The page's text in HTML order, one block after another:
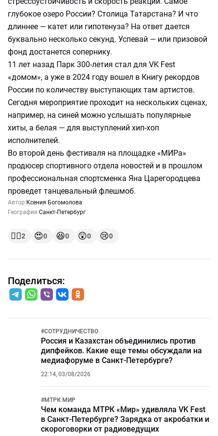
глубокое озеро России? Столица Татарстана? И что
длиннее — катет или гипотенуза? На ответ дается
буквально несколько секунд. Успевай — или призовой
фонд достанется сопернику.
11 лет назад Парк 300-летия стал для VK Fest
«домом», а уже в 2024 году вошел в Книгу рекордов
России по количеству выступающих там артистов.
Сегодня мероприятие проходит на нескольких сценах,
например, на синей можно услышать популярные
хиты, а белая — для выступлений хип-хоп
исполнителей.
Во второй день фестиваля на площадке «МИРа»
продюсер спортивного отдела новостей и в прошлом
профессиональная спортсменка Яна Царегородцева
проведет танцевальный флешмоб.
Автор: Ксения Богомолова
География:Санкт-Петербург
👍🏻2 😍0 😆0 😲0 😢0
Поделиться:
#СОТРУДНИЧЕСТВО
Россия и Казахстан объединились против
дипфейков. Какие еще темы обсуждали на
медиафоруме в Санкт-Петербурге?
22:14, 03/08/2026
#МТРК МИР
Чем команда МТРК «Мир» удивляла VK Fest
в Санкт-Петербурге? Зарядка от акробатки и
скороговорки от радиоведущих